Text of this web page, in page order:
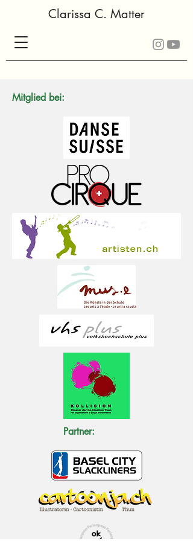
Clarissa C. Matter
Mitglied bei:
Partner: